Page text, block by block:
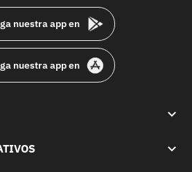
nuestra app en
nuestra app en